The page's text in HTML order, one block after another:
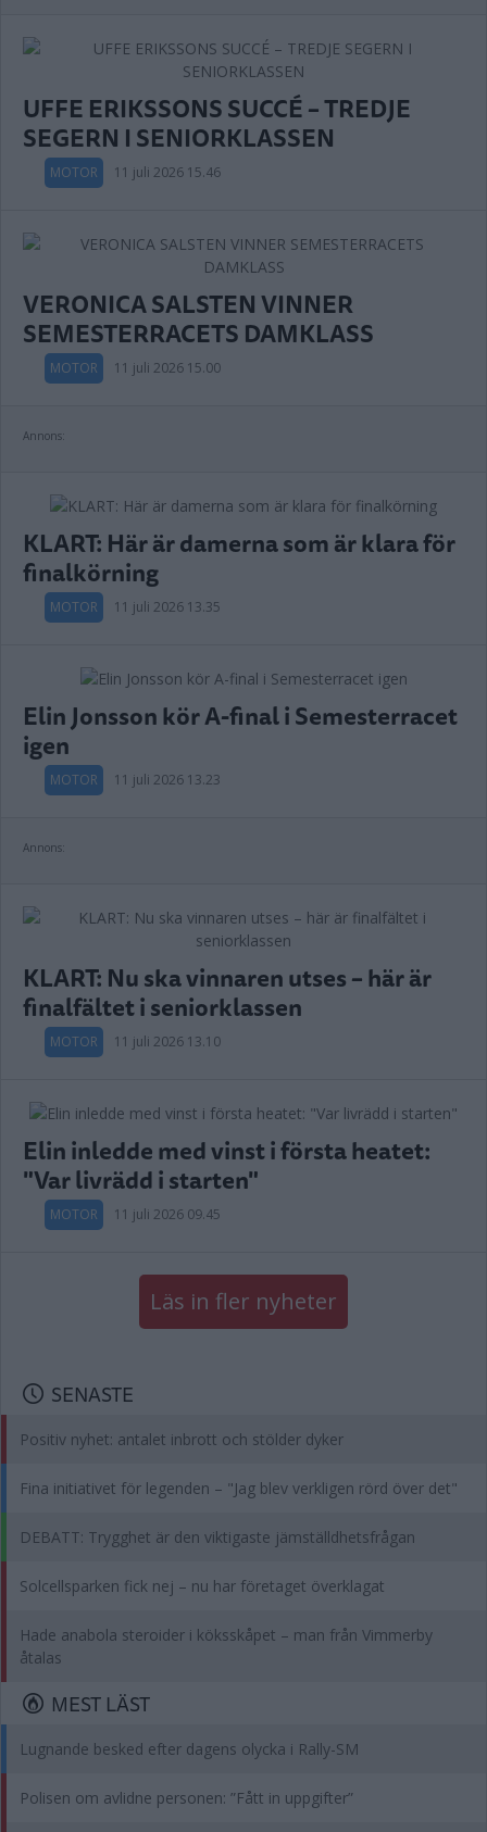
UFFE ERIKSSONS SUCCÉ – TREDJE
SEGERN I SENIORKLASSEN
MOTOR 11 juli 2026 15.46
VERONICA SALSTEN VINNER
SEMESTERRACETS DAMKLASS
MOTOR 11 juli 2026 15.00
Annons:
KLART: Här är damerna som är klara för
finalkörning
MOTOR 11 juli 2026 13.35
Elin Jonsson kör A-final i Semesterracet
igen
MOTOR 11 juli 2026 13.23
Annons:
KLART: Nu ska vinnaren utses – här är
finalfältet i seniorklassen
MOTOR 11 juli 2026 13.10
Elin inledde med vinst i första heatet:
"Var livrädd i starten"
MOTOR 11 juli 2026 09.45
Läs in fler nyheter
SENASTE
Positiv nyhet: antalet inbrott och stölder dyker
Fina initiativet för legenden – "Jag blev verkligen rörd över det"
DEBATT: Trygghet är den viktigaste jämställdhetsfrågan
Solcellsparken fick nej – nu har företaget överklagat
Hade anabola steroider i köksskåpet – man från Vimmerby
åtalas
MEST LÄST
Lugnande besked efter dagens olycka i Rally-SM
Polisen om avlidne personen: ”Fått in uppgifter”